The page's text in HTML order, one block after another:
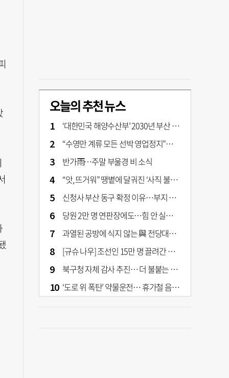
오늘의 추천 뉴스
‘대한민국 해양수산부’ 2030년 부산 북항시대 연다
“수영만 계류 모든 선박 영업정지”… 재개발 속도전
반가雨…주말 부울경 비 소식
“앗, 뜨거워” 땡볕에 달궈진 ‘사직 불가마’ 관중석 무려 70도
신청사 부산 동구 확정 이유…부지 용이성·접근성·집적 가능성이 운명 갈랐다 [해수부 북항 시대]
당원 2만 명 연판장에도…힘 안 실리는 ‘장동혁 사퇴’ 공세
과열된 공방에 식지 않는 與 전당대회… 호남·수도권 집중하는 후보들
[규슈 나우] 조선인 15만 명 끌려간 치쿠호 탄광… 대를 이은 진실 캐기
북구청 자체 감사 추진… 더 불붙는 북구 신청사 갈등
‘도로 위 폭탄’ 약물운전… 휴가철 음주와 병행 단속 [교통안전, 시민이 만든다]